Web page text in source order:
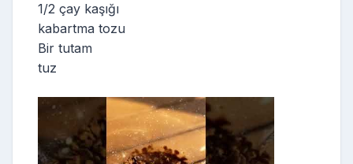
1/2 çay kaşığı
kabartma tozu
Bir tutam
tuz